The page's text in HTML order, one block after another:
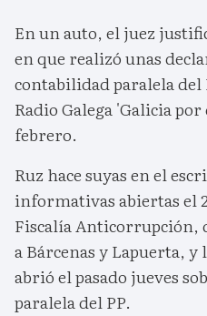
En un auto, el juez
en que realizó unas
contabilidad paralela del
Radio Galega 'Galicia por
febrero.
Ruz hace suyas en el
informativas abiertas el
Fiscalía Anticorrupción,
a Bárcenas y Lapuerta, y
abrió el pasado jueves
paralela del PP.